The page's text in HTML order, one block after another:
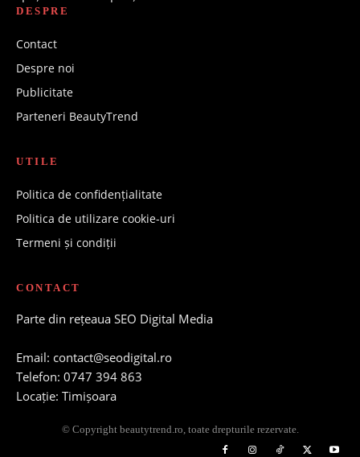
DESPRE
Contact
Despre noi
Publicitate
Parteneri BeautyTrend
UTILE
Politica de confidențialitate
Politica de utilizare cookie-uri
Termeni și condiții
CONTACT
Parte din rețeaua SEO Digital Media
Email: contact@seodigital.ro
Telefon: 0747 394 863
Locație: Timișoara
© Copyright beautytrend.ro, toate drepturile rezervate.